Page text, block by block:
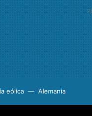
eólica Alemania